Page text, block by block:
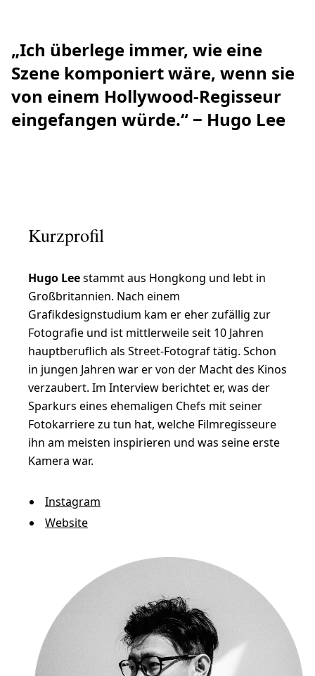
„Ich überlege immer, wie eine
Szene komponiert wäre, wenn sie
von einem Hollywood-Regisseur
eingefangen würde.“ ‒ Hugo Lee
Kurzprofil
Hugo Leestammt aus Hongkong und lebt in
Großbritannien. Nach einem
Grafikdesignstudium kam er eher zufällig zur
Fotografie und ist mittlerweile seit 10 Jahren
hauptberuflich als Street-Fotograf tätig. Schon
in jungen Jahren war er von der Macht des Kinos
verzaubert. Im Interview berichtet er, was der
Sparkurs eines ehemaligen Chefs mit seiner
Fotokarriere zu tun hat, welche Filmregisseure
ihn am meisten inspirieren und was seine erste
Kamera war.
Instagram
Website